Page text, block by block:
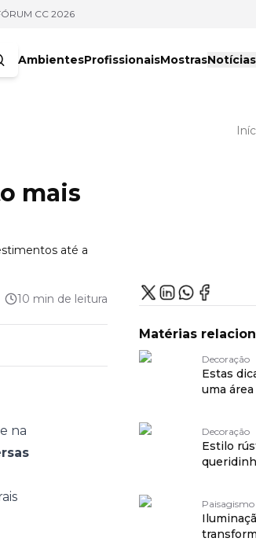
CC 2026
AmbientesProfissionaisMostrasNotícias
mais
até a
10 min de leitura
na
Matérias
Decoração
Estas
uma
Decoração
Estilo
Paisagismo